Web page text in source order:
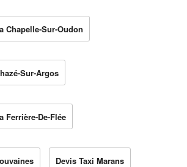
Chapelle-Sur-Oudon
Sur-Argos
Ferrière-De-Flée
Devis Taxi Marans